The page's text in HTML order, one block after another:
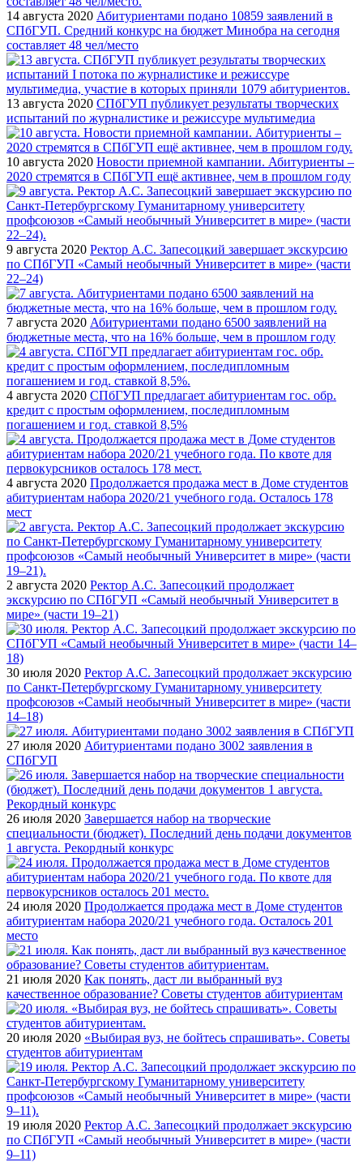
14 августа 2020 Абитуриентами подано 10859 заявлений в
СПбГУП. Средний конкурс на бюджет Минобра на сегодня
составляет 48 чел/место
13 августа 2020 СПбГУП публикует результаты творческих
испытаний по журналистике и режиссуре мультимедиа
10 августа 2020 Новости приемной кампании. Абитуриенты –
2020 стремятся в СПбГУП ещё активнее, чем в прошлом году
9 августа 2020 Ректор А.С. Запесоцкий завершает экскурсию
по СПбГУП «Самый необычный Университет в мире» (части
22–24)
7 августа 2020 Абитуриентами подано 6500 заявлений на
бюджетные места, что на 16% больше, чем в прошлом году
4 августа 2020 СПбГУП предлагает абитуриентам гос. обр.
кредит с простым оформлением, последипломным
погашением и год. ставкой 8,5%
4 августа 2020 Продолжается продажа мест в Доме студентов
абитуриентам набора 2020/21 учебного года. Осталось 178
мест
2 августа 2020 Ректор А.С. Запесоцкий продолжает
экскурсию по СПбГУП «Самый необычный Университет в
мире» (части 19–21)
30 июля 2020 Ректор А.С. Запесоцкий продолжает экскурсию
по Санкт-Петербургскому Гуманитарному университету
профсоюзов «Самый необычный Университет в мире» (части
14–18)
27 июля 2020 Абитуриентами подано 3002 заявления в
СПбГУП
26 июля 2020 Завершается набор на творческие
специальности (бюджет). Последний день подачи документов
1 августа. Рекордный конкурс
24 июля 2020 Продолжается продажа мест в Доме студентов
абитуриентам набора 2020/21 учебного года. Осталось 201
место
21 июля 2020 Как понять, даст ли выбранный вуз
качественное образование? Советы студентов абитуриентам
20 июля 2020 «Выбирая вуз, не бойтесь спрашивать». Советы
студентов абитуриентам
19 июля 2020 Ректор А.С. Запесоцкий продолжает экскурсию
по СПбГУП «Самый необычный Университет в мире» (части
9–11)